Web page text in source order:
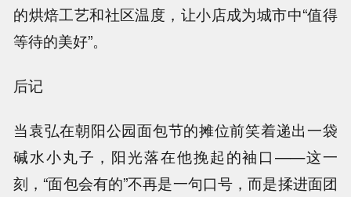
的烘焙工艺和社区温度，让小店成为城市中“值得
等待的美好”。
后记
当袁弘在朝阳公园面包节的摊位前笑着递出一袋
碱水小丸子，阳光落在他挽起的袖口——这一
刻，“面包会有的”不再是一句口号，而是揉进面团